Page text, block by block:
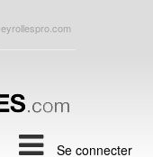
eyrollespro.com
Se connecter